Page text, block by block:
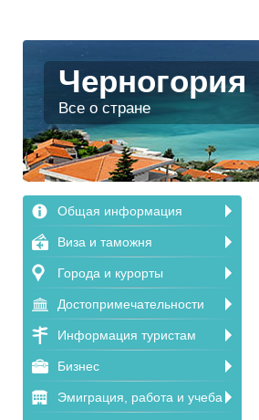
Черногория
Все о стране
Общая информация
Виза и таможня
Города и курорты
Достопримечательности
Информация туристам
Бизнес
Эмиграция, работа и учеба